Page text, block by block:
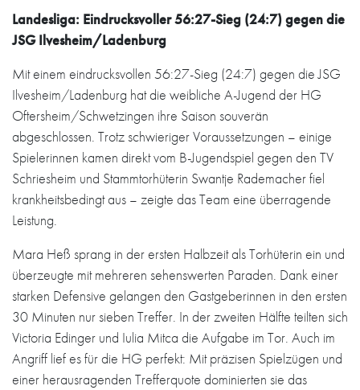
Landesliga: Eindrucksvoller 56:27-Sieg (24:7) gegen die
JSG Ilvesheim/Ladenburg
Mit einem eindrucksvollen 56:27-Sieg (24:7) gegen die JSG
Ilvesheim/Ladenburg hat die weibliche A-Jugend der HG
Oftersheim/Schwetzingen ihre Saison souverän
abgeschlossen. Trotz schwieriger Voraussetzungen – einige
Spielerinnen kamen direkt vom B-Jugendspiel gegen den TV
Schriesheim und Stammtorhüterin Swantje Rademacher fiel
krankheitsbedingt aus – zeigte das Team eine überragende
Leistung.
Mara Heß sprang in der ersten Halbzeit als Torhüterin ein und
überzeugte mit mehreren sehenswerten Paraden. Dank einer
starken Defensive gelangen den Gastgeberinnen in den ersten
30 Minuten nur sieben Treffer. In der zweiten Hälfte teilten sich
Victoria Edinger und Iulia Mitca die Aufgabe im Tor. Auch im
Angriff lief es für die HG perfekt: Mit präzisen Spielzügen und
einer herausragenden Trefferquote dominierten sie das